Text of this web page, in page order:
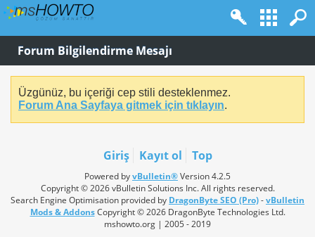
Forum Bilgilendirme Mesajı
Üzgünüz, bu içeriği cep stili desteklenmez.
Forum Ana Sayfaya gitmek için tıklayın.
Giriş Kayıt ol Top
Powered byvBulletin®Version 4.2.5
Copyright © 2026 vBulletin Solutions Inc. All rights reserved.
Search Engine Optimisation provided by DragonByte SEO (Pro)-vBulletin
Mods & AddonsCopyright © 2026 DragonByte Technologies Ltd.
mshowto.org | 2005 - 2019